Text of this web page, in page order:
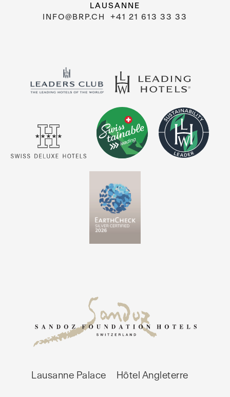
LAUSANNE
INFO@BRP.CH
+41 21 613 33 33
Lausanne Palace Hôtel Angleterre